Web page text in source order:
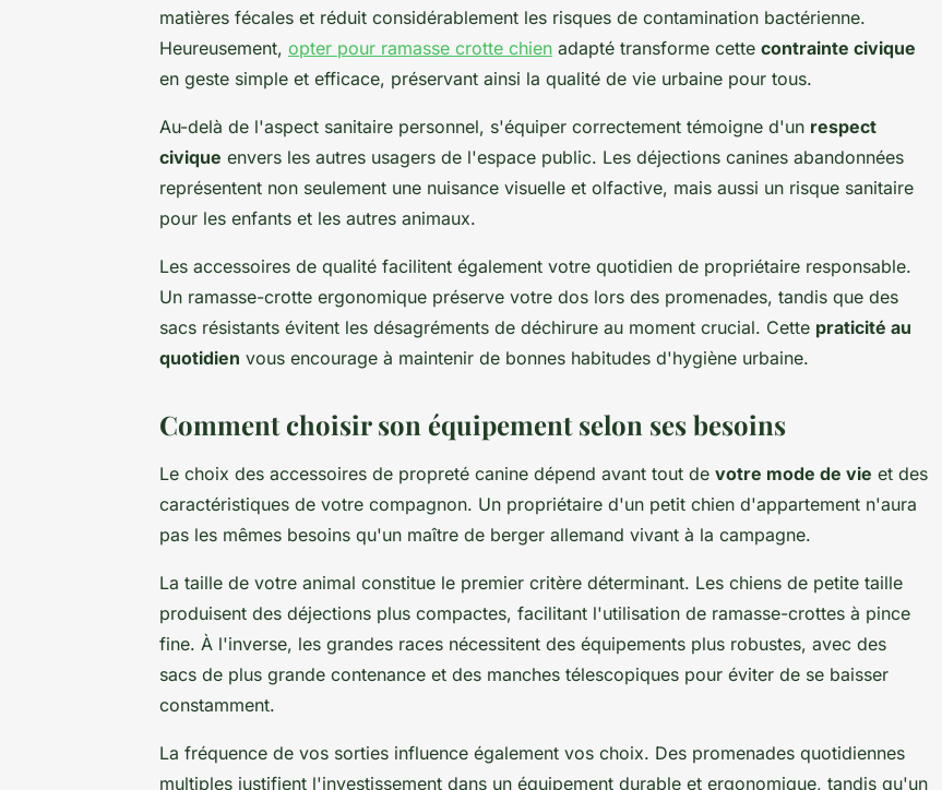
matières fécales et réduit considérablement les risques de contamination bactérienne.
Heureusement, opter pour ramasse crotte chien adapté transforme cette contrainte civique
en geste simple et efficace, préservant ainsi la qualité de vie urbaine pour tous.
Au-delà de l'aspect sanitaire personnel, s'équiper correctement témoigne d'un respect
civique envers les autres usagers de l'espace public. Les déjections canines abandonnées
représentent non seulement une nuisance visuelle et olfactive, mais aussi un risque sanitaire
pour les enfants et les autres animaux.
Les accessoires de qualité facilitent également votre quotidien de propriétaire responsable.
Un ramasse-crotte ergonomique préserve votre dos lors des promenades, tandis que des
sacs résistants évitent les désagréments de déchirure au moment crucial. Cette praticité au
quotidien vous encourage à maintenir de bonnes habitudes d'hygiène urbaine.
Comment choisir son équipement selon ses besoins
Le choix des accessoires de propreté canine dépend avant tout de votre mode de vie et des
caractéristiques de votre compagnon. Un propriétaire d'un petit chien d'appartement n'aura
pas les mêmes besoins qu'un maître de berger allemand vivant à la campagne.
La taille de votre animal constitue le premier critère déterminant. Les chiens de petite taille
produisent des déjections plus compactes, facilitant l'utilisation de ramasse-crottes à pince
fine. À l'inverse, les grandes races nécessitent des équipements plus robustes, avec des
sacs de plus grande contenance et des manches télescopiques pour éviter de se baisser
constamment.
La fréquence de vos sorties influence également vos choix. Des promenades quotidiennes
multiples justifient l'investissement dans un équipement durable et ergonomique, tandis qu'un